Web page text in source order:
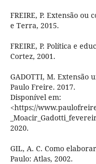
FREIRE, P. Extensão ou
e Terra, 2015.
FREIRE, P. Política e
Cortez, 2001.
GADOTTI, M.
Paulo Freire. 2017.
Disponível em:
<https://
2020.
GIL, A. C. Como
Paulo: Atlas, 2002.